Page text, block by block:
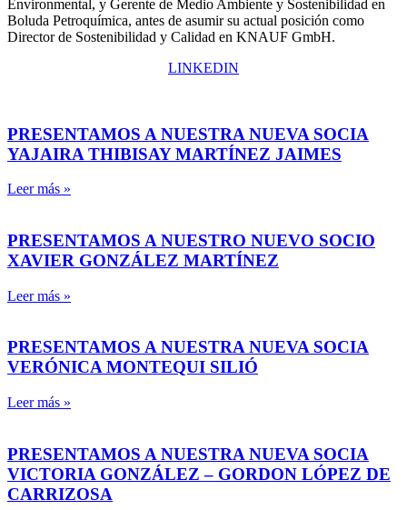
Environmental, y Gerente de Medio Ambiente y Sostenibilidad en
Boluda Petroquímica, antes de asumir su actual posición como
Director de Sostenibilidad y Calidad en KNAUF GmbH.
LINKEDIN
PRESENTAMOS A NUESTRA NUEVA SOCIA
YAJAIRA THIBISAY MARTÍNEZ JAIMES
Leer más »
PRESENTAMOS A NUESTRO NUEVO SOCIO
XAVIER GONZÁLEZ MARTÍNEZ
Leer más »
PRESENTAMOS A NUESTRA NUEVA SOCIA
VERÓNICA MONTEQUI SILIÓ
Leer más »
PRESENTAMOS A NUESTRA NUEVA SOCIA
VICTORIA GONZÁLEZ – GORDON LÓPEZ DE
CARRIZOSA